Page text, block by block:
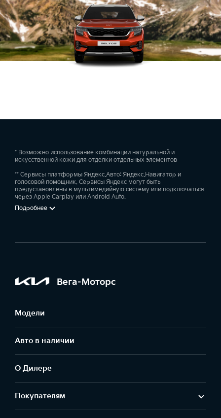
* Возможно использование комбинации натуральной и
искусственной кожи для отделки отдельных элементов
** Сервисы платформы Яндекс.Авто: Яндекс.Навигатор и
голосовой помощник. Сервисы Яндекс могут быть
предустановлены в мультимедийную систему или подключаться
через Apple Carplay или Android Auto.
Подробнее
Вега-Моторс
Модели
Авто в наличии
О Дилере
Покупателям